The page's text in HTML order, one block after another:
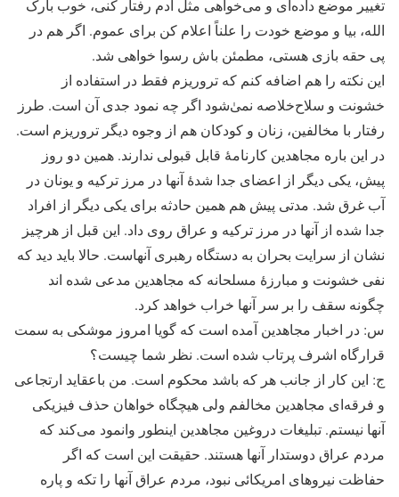
تغییر موضع داده‌ای و می‌خواهی مثل آدم رفتار کنی، خوب بارک
الله، بیا و موضع خودت را علناً اعلام کن برای عموم. اگر هم در
پی حقه بازی هستی، مطمئن باش رسوا خواهی شد.
این نکته را هم اضافه کنم که تروریزم فقط در استفاده از
خشونت و سلاح‌خلاصه نمىٰ‌شود اگر چه نمود جدی آن است. طرز
رفتار با مخالفین، زنان و کودکان هم از وجوه دیگر تروریزم است.
در این باره مجاهدین کارنامۀ قابل قبولی ندارند. همین دو روز
پیش، یکی دیگر از اعضای جدا شدۀ آنها در مرز ترکیه و یونان در
آب غرق شد. مدتی پیش هم همین حادثه برای یکی دیگر از افراد
جدا شده از آنها در مرز ترکیه و عراق روی داد. این قبل از هرچیز
نشان از سرایت بحران به دستگاه رهبری آنهاست. حالا باید دید که
نفی خشونت و مبارزۀ مسلحانه که مجاهدین مدعی شده اند
چگونه سقف را بر سر آنها خراب خواهد کرد.
س: در اخبار مجاهدین آمده است که گویا امروز موشکی به سمت
قرارگاه اشرف پرتاب شده است. نظر شما چیست؟
ج: این کار از جانب هر که باشد محکوم است. من باعقاید ارتجاعی
و فرقه‌ای مجاهدین مخالفم ولی هیچگاه خواهان حذف فیزیکی
آنها نیستم. تبلیغات دروغین مجاهدین اینطور وانمود می‌کند که
مردم عراق دوستدار آنها هستند. حقیقت این است که اگر
حفاظت نیروهای امریکائی نبود، مردم عراق آنها را تکه و پاره